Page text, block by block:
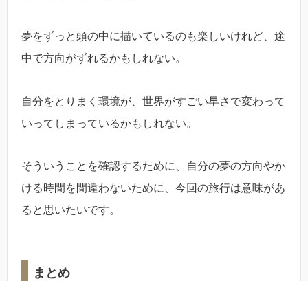
夢をずっと頭の中に描いているのも楽しいけれど、途
中で方向がずれるかもしれない。
自分をとりまく環境が、世界がすごい早さで変わって
いってしまっているかもしれない。
そういうことを確認するために、自分の夢の方向やか
ける時間を間違わないために、今回の旅行は意味があ
ると思いたいです。
まとめ